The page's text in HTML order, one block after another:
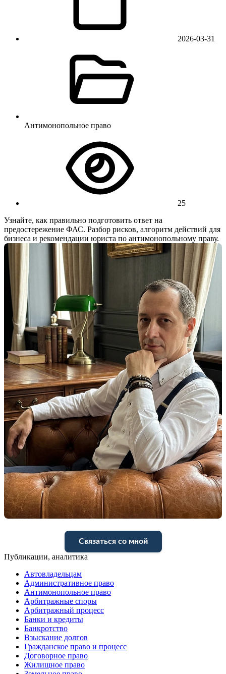
2026-03-31
Антимонопольное право
25
Узнайте, как правильно подготовить ответ на
предостережение ФАС. Разбор рисков, алгоритм действий для
бизнеса и рекомендации юриста по антимонопольному праву.
Связаться со мной
Публикации, аналитика
Автовладельцам
Административное право
Антимонопольное право
Арбитражные споры
Арбитражный процесс
Банки и кредиты
Банкротство
Взыскание долгов
Гражданское право и процесс
Договорное право
Жилищное право